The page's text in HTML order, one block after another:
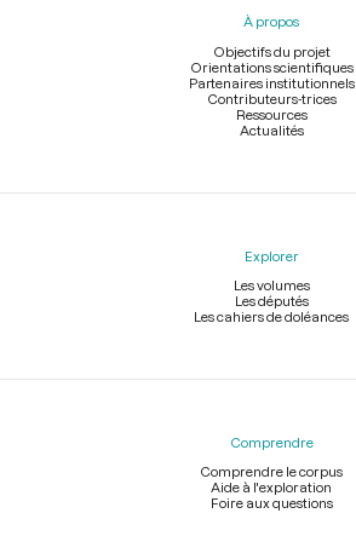
À propos
Objectifs du projet
Orientations scientifiques
Partenaires institutionnels
Contributeurs-trices
Ressources
Actualités
Explorer
Les volumes
Les députés
Les cahiers de doléances
Comprendre
Comprendre le corpus
Aide à l'exploration
Foire aux questions